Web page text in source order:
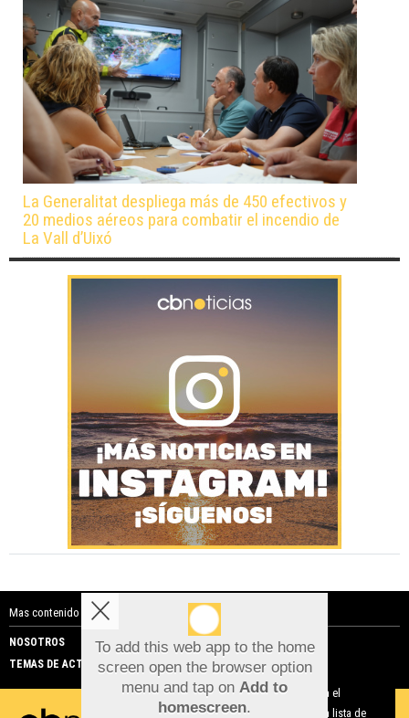
La Generalitat despliega más de 450 efectivos y
20 medios aéreos para combatir el incendio de
La Vall d’Uixó
Mas contenido de Costa Blanca Noticias:
NOSOTROS
PUBLICIDAD
TEMAS DE ACTUALIDAD
To add this web app to the home
screen open the browser option
menu and tap on Add to
homescreen.
Aviso sobre el Uso de cookies:
Utilizamos cookies nuestras y de terceros para el
funcionamiento del digital. Puedes consultar la lista de